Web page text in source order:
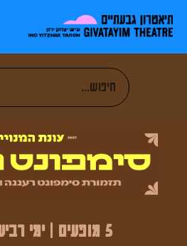
5 מופעים | ימי רביעי | 20:00